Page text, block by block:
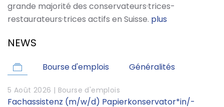
grande majorité des conservateurs·trices-
restaurateurs·trices actifs en Suisse. plus
NEWS
Bourse d'emplois Généralités
5 Août 2026 | Bourse d'emplois
Fachassistenz (m/w/d) Papierkonservator*in/-